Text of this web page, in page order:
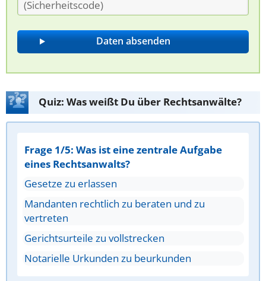
Quiz: Was weißt Du über Rechtsanwälte?
Frage 1/5: Was ist eine zentrale Aufgabe
eines Rechtsanwalts?
Gesetze zu erlassen
Mandanten rechtlich zu beraten und zu
vertreten
Gerichtsurteile zu vollstrecken
Notarielle Urkunden zu beurkunden